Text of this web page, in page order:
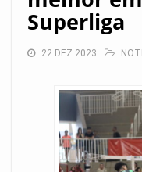
Superliga
22 DEZ 2023